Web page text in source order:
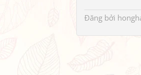
Đăng bởi